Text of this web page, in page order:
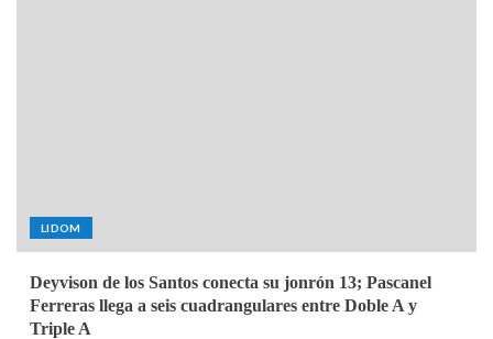
LIDOM
Deyvison de los Santos conecta su jonrón 13; Pascanel
Ferreras llega a seis cuadrangulares entre Doble A y
Triple A